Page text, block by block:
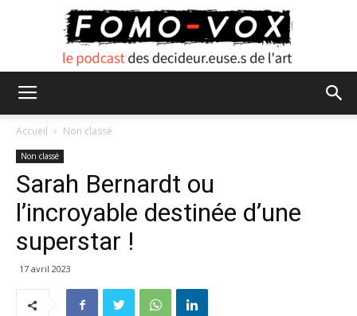
Accueil Non classé
Non classé
Sarah Bernardt ou
l’incroyable destinée d’une
superstar !
17 avril 2023